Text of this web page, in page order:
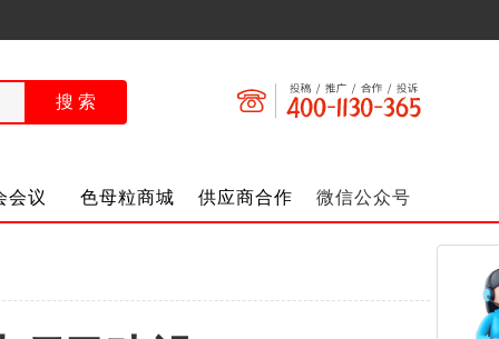
会议 色母粒商城 供应商合作 微信公众号